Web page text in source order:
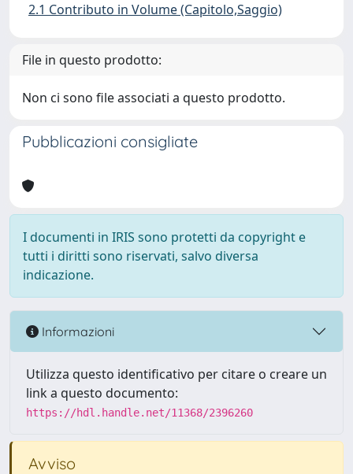
2.1 Contributo in Volume (Capitolo,Saggio)
File in questo prodotto:
Non ci sono file associati a questo prodotto.
Pubblicazioni consigliate
I documenti in IRIS sono protetti da copyright e
tutti i diritti sono riservati, salvo diversa
indicazione.
Informazioni
Utilizza questo identificativo per citare o creare un
link a questo documento:
https://hdl.handle.net/11368/2396260
Avviso